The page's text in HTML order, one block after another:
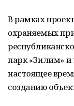
В рамках
охраняемых
парк «Зилим» и
настоящее
созданию